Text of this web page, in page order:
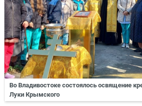
Во Владивостоке состоялось освящение
Луки Крымского